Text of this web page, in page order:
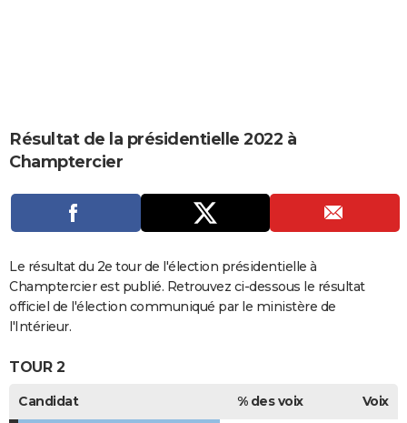
CARTE DE VOEUX
Carte de Noël
Carte Bonne année
Carte Saint-Valentin
Carte Pâques
Carte d'anniversaire
DICTIONNAIRE
Dictionnaire
Biographies
Expressions
Proverbes
PROGRAMME TV
S'inscrire
Se connecter
Lycées
Collèges
Primaires
Universités
Entreprises
Service militaire
Avis de recherche
AVIS DE DÉCÈS
Résultat de la présidentielle 2022 à
Champtercier
Le résultat du 2e tour de l'élection présidentielle à
Champtercier est publié. Retrouvez ci-dessous le résultat
officiel de l'élection communiqué par le ministère de
l'Intérieur.
TOUR 2
Candidat % des voix
Voix